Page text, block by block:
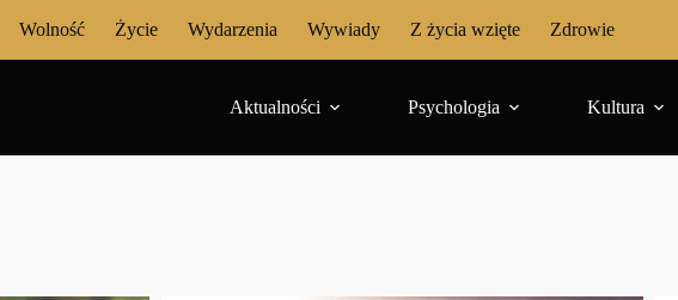
Wolność Życie Wydarzenia Wywiady Z życia wzięte Zdrowie
Aktualności Psychologia Kultura